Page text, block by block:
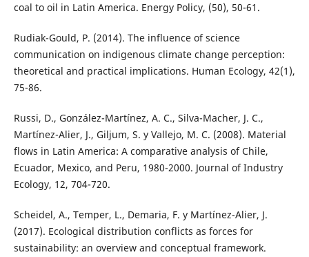
coal to oil in Latin America. Energy Policy, (50), 50-61.
Rudiak-Gould, P. (2014). The influence of science
communication on indigenous climate change perception:
theoretical and practical implications. Human Ecology, 42(1),
75-86.
Russi, D., González-Martínez, A. C., Silva-Macher, J. C.,
Martínez-Alier, J., Giljum, S. y Vallejo, M. C. (2008). Material
flows in Latin America: A comparative analysis of Chile,
Ecuador, Mexico, and Peru, 1980-2000. Journal of Industry
Ecology, 12, 704-720.
Scheidel, A., Temper, L., Demaria, F. y Martínez-Alier, J.
(2017). Ecological distribution conflicts as forces for
sustainability: an overview and conceptual framework.